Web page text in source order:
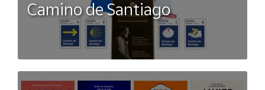
Camino de Santiago